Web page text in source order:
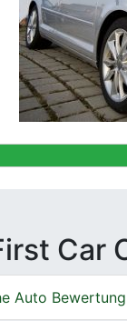
Car
Auto